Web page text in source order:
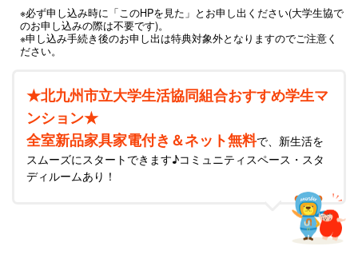
※必ず申し込み時に「このHPを見た」とお申し出ください(大学生協で
のお申し込みの際は不要です)。
※申し込み手続き後のお申し出は特典対象外となりますのでご注意く
ださい。
★北九州市立大学生活協同組合おすすめ学生マ
ンション★
全室新品家具家電付き＆ネット無料で、新生活を
スムーズにスタートできます♪コミュニティスペース・スタ
ディルームあり！